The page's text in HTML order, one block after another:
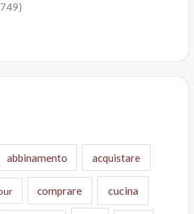
abbinamento acquistare
comprare cucina